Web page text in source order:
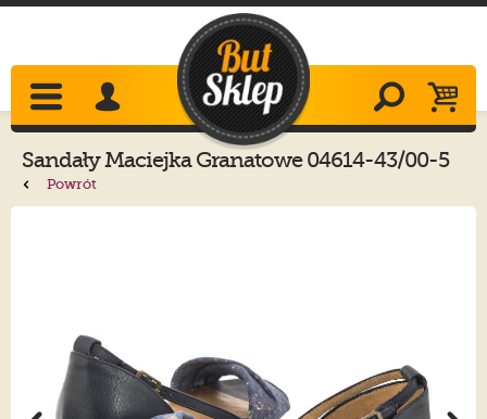
SandałyMaciejka Granatowe 04614-43/00-5
Powrót